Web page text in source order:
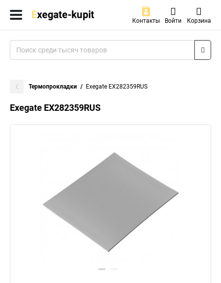
Контакты Войти Корзина
Термопрокладки Exegate EX282359RUS
Exegate EX282359RUS